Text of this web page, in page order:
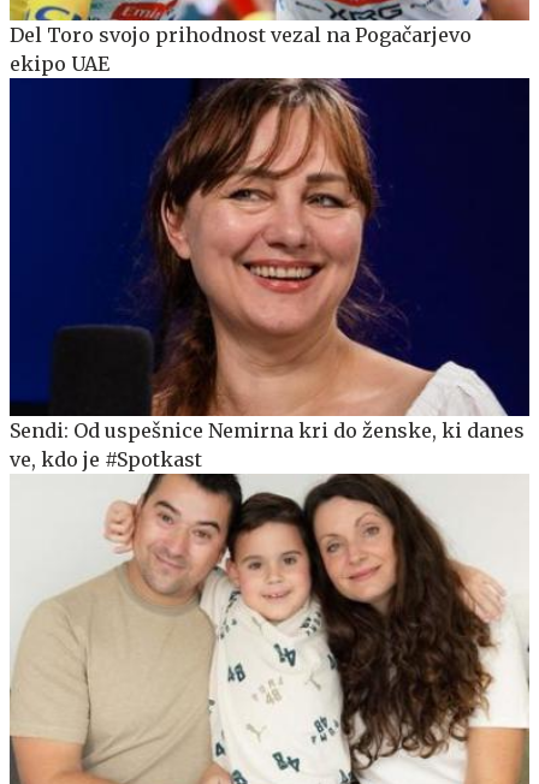
Del Toro svojo prihodnost vezal na Pogačarjevo
ekipo UAE
Sendi: Od uspešnice Nemirna kri do ženske, ki danes
ve, kdo je #Spotkast